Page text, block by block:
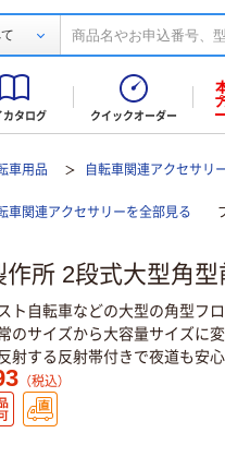
カタログ クイックオーダー
車用品 自転車関連アクセサリ
車関連アクセサリーを全部見る
所 2段式大型角型
ト自転車などの大型の角型フ
のサイズから大容量サイズに
射する反射帯付きで夜道も安
（税込）